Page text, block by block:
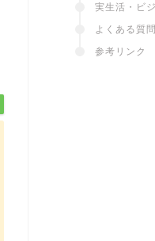
実生活・ビ
よくある質問
参考リンク